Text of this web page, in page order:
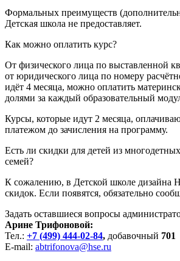
Формальных преимуществ
Детская школа не предоставляет.
Как можно оплатить курс?
От физического лица по выставленной
от юридического лица по номеру
идёт 4 месяца, можно оплатить
долями за каждый образовательный
Курсы, которые идут 2 месяца,
платежом до зачисления на программу.
Есть ли скидки для детей из
семей?
К сожалению, в Детской школе
скидок. Если появятся, обязательно
Задать оставшиеся вопросы
Арине Трифоновой:
Тел.: +7 (499) 444-02-84, добавочный 701
E-mail: abtrifonova@hse.ru